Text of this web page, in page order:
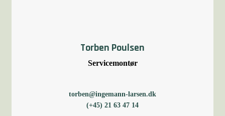
Torben Poulsen
Servicemontør
torben@ingemann-larsen.dk
(+45) 21 63 47 14